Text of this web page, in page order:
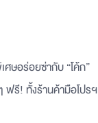
ษอร่อยซ่ากับ “โค้ก”
ฟรี! ทั้งร้านค้ามือโปรฯ